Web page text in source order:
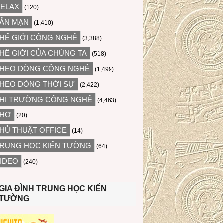
(120)
MẠN (1,410)
GIỚI CÔNG NGHỆ (3,388)
GIỚI CỦA CHÚNG TA (518)
DÒNG CÔNG NGHỆ (1,499)
DÒNG THỜI SỰ (2,422)
TRƯỜNG CÔNG NGHỆ (4,463)
(20)
THUẬT OFFICE (14)
HỌC KIẾN TƯỜNG (64)
(240)
ĐÌNH TRUNG HỌC KIẾN